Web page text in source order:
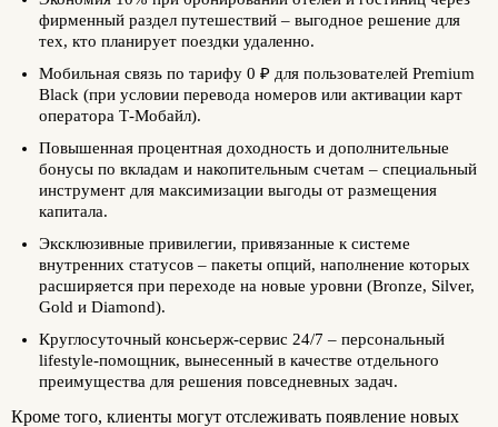
фирменный раздел путешествий – выгодное решение для
тех, кто планирует поездки удаленно.
Мобильная связь по тарифу 0 ₽ для пользователей Premium
Black (при условии перевода номеров или активации карт
оператора Т‑Мобайл).
Повышенная процентная доходность и дополнительные
бонусы по вкладам и накопительным счетам – специальный
инструмент для максимизации выгоды от размещения
капитала.
Эксклюзивные привилегии, привязанные к системе
внутренних статусов – пакеты опций, наполнение которых
расширяется при переходе на новые уровни (Bronze, Silver,
Gold и Diamond).
Круглосуточный консьерж-сервис 24/7 – персональный
lifestyle-помощник, вынесенный в качестве отдельного
преимущества для решения повседневных задач.
Кроме того, клиенты могут отслеживать появление новых